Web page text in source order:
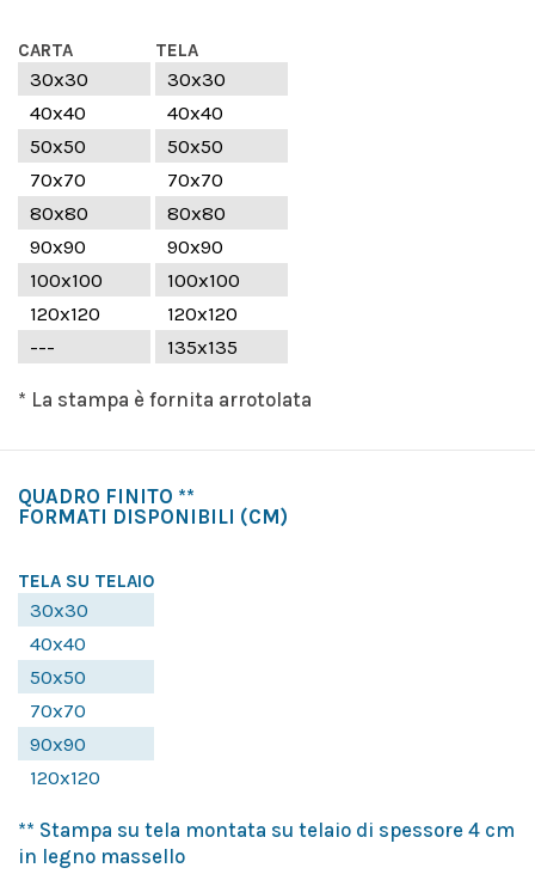
CARTA TELA
30x30
30x30
40x40
40x40
50x50
50x50
70x70
70x70
80x80
80x80
90x90
90x90
100x100
100x100
120x120
120x120
---
135x135
* La stampa è fornita arrotolata
QUADRO FINITO **
FORMATI DISPONIBILI (CM)
TELA SU TELAIO
30x30
40x40
50x50
70x70
90x90
120x120
** Stampa su tela montata su telaio di spessore 4 cm
in legno massello